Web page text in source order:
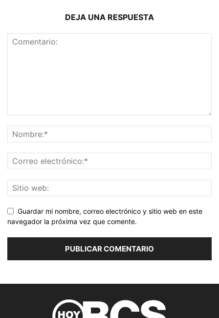
DEJA UNA RESPUESTA
Guardar mi nombre, correo electrónico y sitio web en este
navegador la próxima vez que comente.